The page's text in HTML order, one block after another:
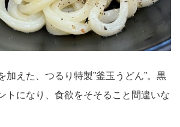
加えた、つるり特製”釜玉うどん”。黒
トになり、食欲をそそること間違いな